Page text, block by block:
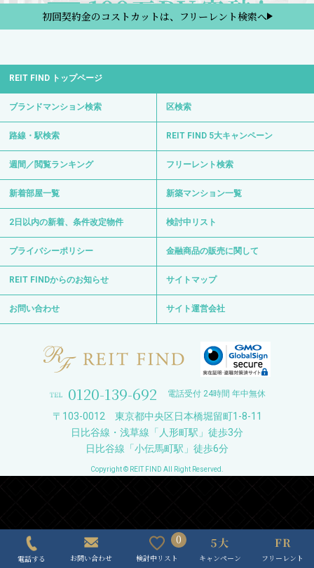
初回契約金のコストカットは、フリーレント検索へ
REIT FIND トップページ
ブランドマンション検索 区検索
路線・駅検索 REIT FIND 5大キャンペーン
週間／閲覧ランキング フリーレント検索
新着部屋一覧 新築マンション一覧
2日以内の新着、条件改定物件 検討中リスト
プライバシーポリシー 金融商品の販売に関して
REIT FINDからのお知らせ サイトマップ
お問い合わせ サイト運営会社
0120-139-692 電話受付 24時間 年中無休
〒103-0012 東京都中央区日本橋堀留町1-8-11
日比谷線・浅草線「人形町駅」徒歩3分
日比谷線「小伝馬町駅」徒歩6分
Copyright © REIT FIND All Right Reserved.
電話する お問い合わせ
0
検討中リスト キャンペーン フリーレント